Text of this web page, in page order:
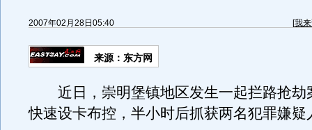
2007年02月28日05:40 [我
来源：东方网
近日，崇明堡镇地区发生一起拦路抢劫
快速设卡布控，半小时后抓获两名犯罪嫌疑